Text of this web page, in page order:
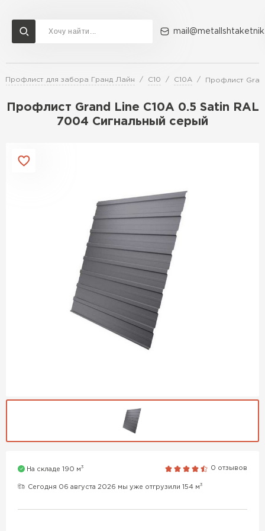
Профлист для забора Гранд Лайн С10 C10A Профлист
Профлист Grand Line C10A 0.5 Satin RAL
7004 Сигнальный серый
На складе 190 м3 0 отзывов
Сегодня 06 августа 2026 мы уже отгрузили 154 м3
Доставка и оплата Акции О компании Контакты
Перейти в каталог